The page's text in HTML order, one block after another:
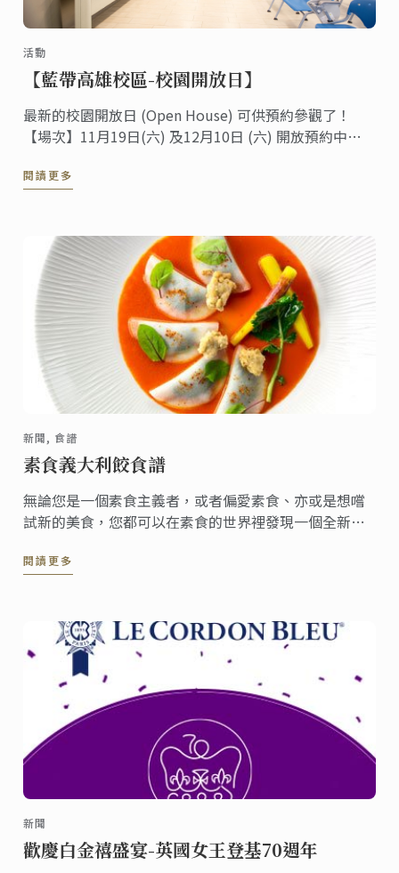
活動
【藍帶高雄校區-校園開放日】
最新的校園開放日 (Open House) 可供預約參觀了！
【場次】11月19日(六) 及12月10日 (六) 開放預約中！
分了解藍帶課程的機會， 透過課程專員的講解及校園導
閱讀更多
新聞, 食譜
素食義大利餃食譜
無論您是一個素食主義者，或者偏愛素食、亦或是想嚐
試新的美食，您都可以在素食的世界裡發現一個全新的
閱讀更多
新聞
歡慶白金禧盛宴-英國女王登基70週年